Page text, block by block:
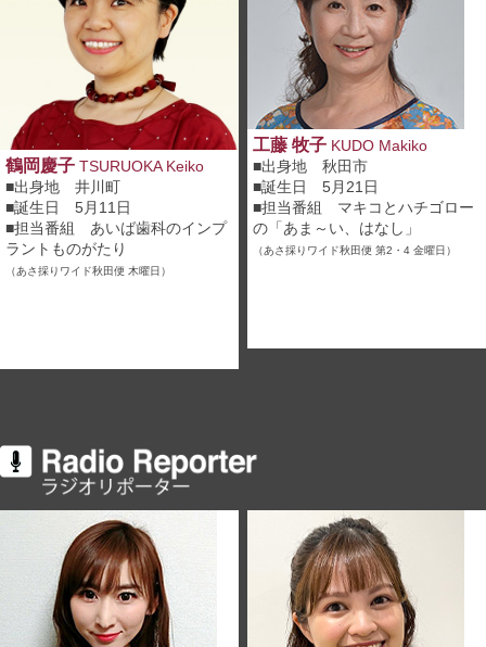
鶴岡慶子 TSURUOKA Keiko
■出身地 井川町
■誕生日 5月11日
■担当番組 あいば歯科のインプ
ラントものがたり
（あさ採りワイド秋田便 木曜日）
工藤 牧子 KUDO Makiko
■出身地 秋田市
■誕生日 5月21日
■担当番組 マキコとハチゴロー
の「あま～い、はなし」
（あさ採りワイド秋田便 第2・4 金曜日）